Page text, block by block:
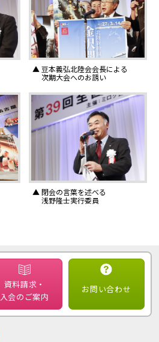
▲ 豆本義弘北陸会会長による
次期大会へのお誘い
▲ 閉会の言葉を述べる
浅野隆士実行委員
資料請求・
入会のご案内
お問い合わせ